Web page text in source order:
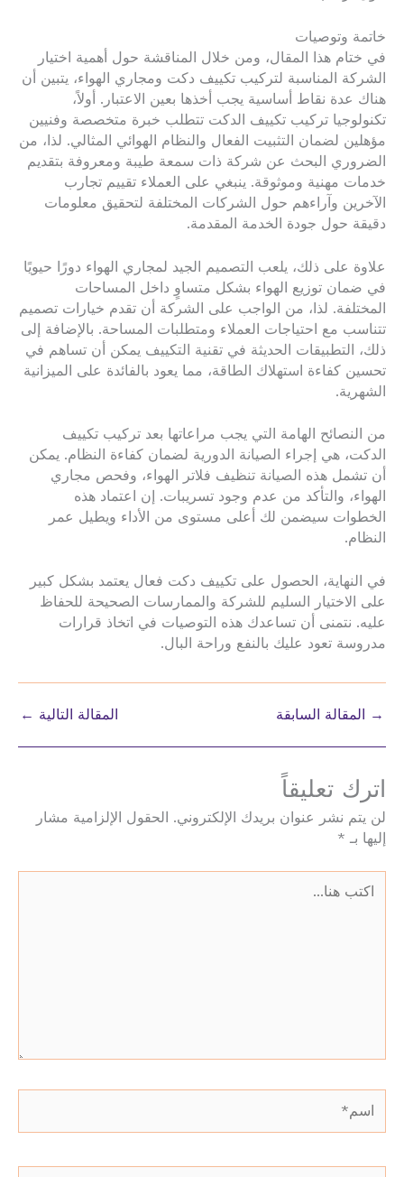
خاتمة وتوصيات
في ختام هذا المقال، ومن خلال المناقشة حول أهمية اختيار
الشركة المناسبة لتركيب تكييف دكت ومجاري الهواء، يتبين أن
هناك عدة نقاط أساسية يجب أخذها بعين الاعتبار. أولاً،
تكنولوجيا تركيب تكييف الدكت تتطلب خبرة متخصصة وفنيين
مؤهلين لضمان التثبيت الفعال والنظام الهوائي المثالي. لذا، من
الضروري البحث عن شركة ذات سمعة طيبة ومعروفة بتقديم
خدمات مهنية وموثوقة. ينبغي على العملاء تقييم تجارب
الآخرين وآراءهم حول الشركات المختلفة لتحقيق معلومات
دقيقة حول جودة الخدمة المقدمة.
علاوة على ذلك، يلعب التصميم الجيد لمجاري الهواء دورًا حيويًا
في ضمان توزيع الهواء بشكل متساوٍ داخل المساحات
المختلفة. لذا، من الواجب على الشركة أن تقدم خيارات تصميم
تتناسب مع احتياجات العملاء ومتطلبات المساحة. بالإضافة إلى
ذلك، التطبيقات الحديثة في تقنية التكييف يمكن أن تساهم في
تحسين كفاءة استهلاك الطاقة، مما يعود بالفائدة على الميزانية
الشهرية.
من النصائح الهامة التي يجب مراعاتها بعد تركيب تكييف
الدكت، هي إجراء الصيانة الدورية لضمان كفاءة النظام. يمكن
أن تشمل هذه الصيانة تنظيف فلاتر الهواء، وفحص مجاري
الهواء، والتأكد من عدم وجود تسريبات. إن اعتماد هذه
الخطوات سيضمن لك أعلى مستوى من الأداء ويطيل عمر
النظام.
في النهاية، الحصول على تكييف دكت فعال يعتمد بشكل كبير
على الاختيار السليم للشركة والممارسات الصحيحة للحفاظ
عليه. نتمنى أن تساعدك هذه التوصيات في اتخاذ قرارات
مدروسة تعود عليك بالنفع وراحة البال.
→ المقالة السابقة المقالة التالية ←
اترك تعليقاً
لن يتم نشر عنوان بريدك الإلكتروني.
الحقول الإلزامية مشار
إليها بـ *
هنا...